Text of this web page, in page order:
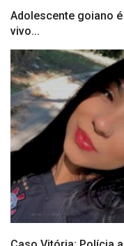
Adolescente goiano
vivo...